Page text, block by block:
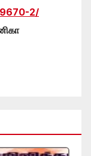
2/